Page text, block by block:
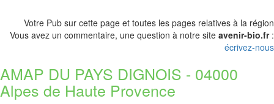
Votre Pub sur cette page et toutes les pages relatives à la région
Vous avez un commentaire, une question à notre site avenir-bio.fr:
écrivez-nous
AMAP DU PAYS DIGNOIS - 04000
Alpes de Haute Provence